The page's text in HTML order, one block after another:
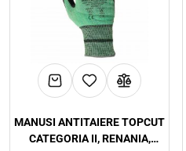
MANUSI ANTITAIERE TOPCUT
CATEGORIA II, RENANIA,